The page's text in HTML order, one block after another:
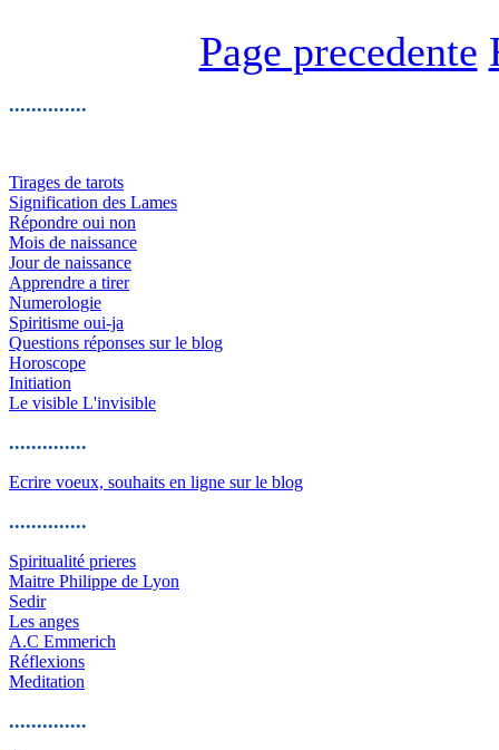
Page precedente
..............
Tirages de tarots
Signification des Lames
Répondre oui non
Mois de naissance
Jour de naissance
Apprendre a tirer
Numerologie
Spiritisme oui-ja
Questions réponses sur le blog
Horoscope
Initiation
Le visible L'invisible
..............
Ecrire voeux, souhaits en ligne sur le blog
..............
Spiritualité prieres
Maitre Philippe de Lyon
Sedir
Les anges
A.C Emmerich
Réflexions
Meditation
..............